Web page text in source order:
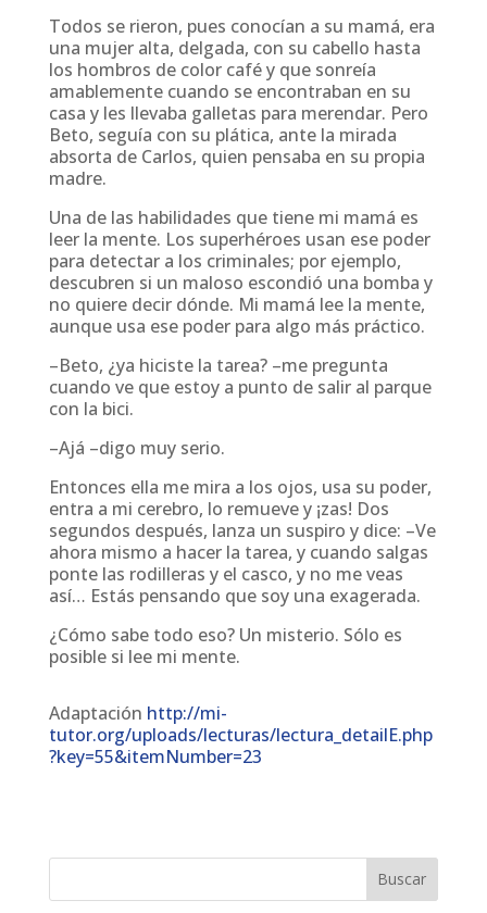
Todos se rieron, pues conocían a su mamá, era
una mujer alta, delgada, con su cabello hasta
los hombros de color café y que sonreía
amablemente cuando se encontraban en su
casa y les llevaba galletas para merendar. Pero
Beto, seguía con su plática, ante la mirada
absorta de Carlos, quien pensaba en su propia
madre.
Una de las habilidades que tiene mi mamá es
leer la mente. Los superhéroes usan ese poder
para detectar a los criminales; por ejemplo,
descubren si un maloso escondió una bomba y
no quiere decir dónde. Mi mamá lee la mente,
aunque usa ese poder para algo más práctico.
–Beto, ¿ya hiciste la tarea? –me pregunta
cuando ve que estoy a punto de salir al parque
con la bici.
–Ajá –digo muy serio.
Entonces ella me mira a los ojos, usa su poder,
entra a mi cerebro, lo remueve y ¡zas! Dos
segundos después, lanza un suspiro y dice: –Ve
ahora mismo a hacer la tarea, y cuando salgas
ponte las rodilleras y el casco, y no me veas
así… Estás pensando que soy una exagerada.
¿Cómo sabe todo eso? Un misterio. Sólo es
posible si lee mi mente.
Adaptación http://mi-
tutor.org/uploads/lecturas/lectura_detailE.php
?key=55&itemNumber=23
Buscar